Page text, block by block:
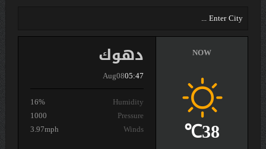
دهوك
Aug0805:47
Humidity
16%
Pressure
1000
Winds
3.97mph
NOW
38℃